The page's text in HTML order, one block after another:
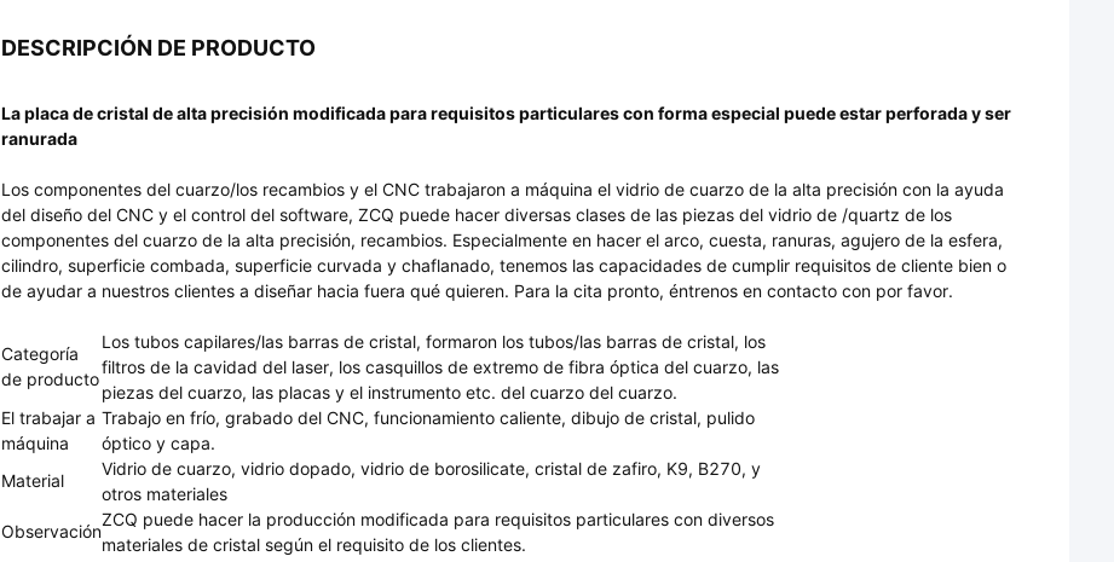
DESCRIPCIÓN DE PRODUCTO
La placa de cristal de alta precisión modificada para requisitos particulares con forma especial puede estar perforada y ser
ranurada
Los componentes del cuarzo/los recambios y el CNC trabajaron a máquina el vidrio de cuarzo de la alta precisión con la ayuda
del diseño del CNC y el control del software, ZCQ puede hacer diversas clases de las piezas del vidrio de /quartz de los
componentes del cuarzo de la alta precisión, recambios. Especialmente en hacer el arco, cuesta, ranuras, agujero de la esfera,
cilindro, superficie combada, superficie curvada y chaflanado, tenemos las capacidades de cumplir requisitos de cliente bien o
de ayudar a nuestros clientes a diseñar hacia fuera qué quieren. Para la cita pronto, éntrenos en contacto con por favor.
Categoría
de producto
Los tubos capilares/las barras de cristal, formaron los tubos/las barras de cristal, los
filtros de la cavidad del laser, los casquillos de extremo de fibra óptica del cuarzo, las
piezas del cuarzo, las placas y el instrumento etc. del cuarzo del cuarzo.
El trabajar a
máquina
Trabajo en frío, grabado del CNC, funcionamiento caliente, dibujo de cristal, pulido
óptico y capa.
Material
Vidrio de cuarzo, vidrio dopado, vidrio de borosilicate, cristal de zafiro, K9, B270, y
otros materiales
Observación
ZCQ puede hacer la producción modificada para requisitos particulares con diversos
materiales de cristal según el requisito de los clientes.